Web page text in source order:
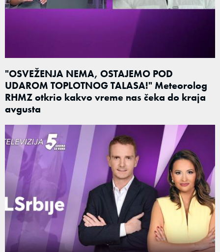
"OSVEŽENJA NEMA, OSTAJEMO POD
UDAROM TOPLOTNOG TALASA!" Meteorolog
RHMZ otkrio kakvo vreme nas čeka do kraja
avgusta